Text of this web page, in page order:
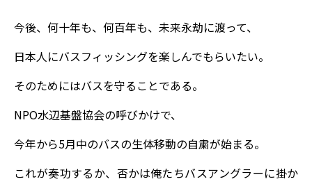
今後、何十年も、何百年も、未来永劫に渡って、
日本人にバスフィッシングを楽しんでもらいたい。
そのためにはバスを守ることである。
NPO水辺基盤協会の呼びかけで、
今年から5月中のバスの生体移動の自粛が始まる。
これが奏功するか、否かは俺たちバスアングラーに掛か